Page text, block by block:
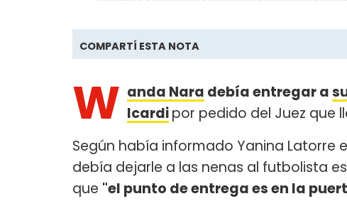
COMPARTÍ ESTA NOTA
W anda Nara debía entregar a
Icardipor pedido del Juez que
Según había informado Yanina Latorre
debía dejarle a las nenas al futbolista
que "el punto de entrega es en la